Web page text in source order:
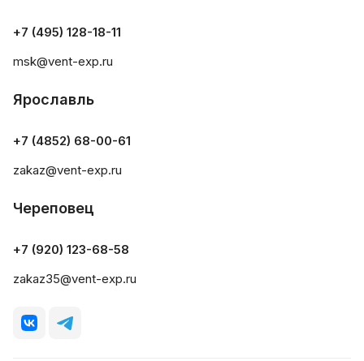
+7 (495) 128-18-11
msk@vent-exp.ru
Ярославль
+7 (4852) 68-00-61
zakaz@vent-exp.ru
Череповец
+7 (920) 123-68-58
zakaz35@vent-exp.ru